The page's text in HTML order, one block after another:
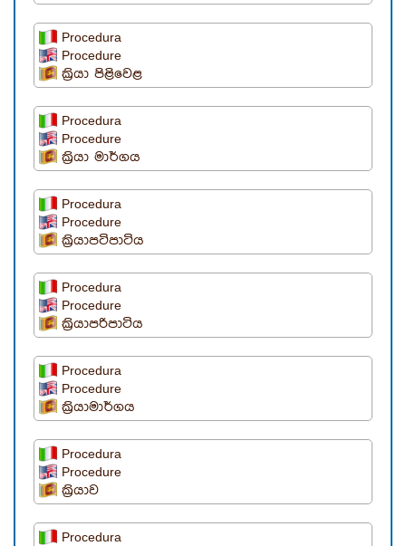
Procedura
Procedure
ක්‍රියා පිළිවෙළ
Procedura
Procedure
ක්‍රියා මාර්ගය
Procedura
Procedure
ක්‍රියාපටිපාටිය
Procedura
Procedure
ක්‍රියාපරිපාටිය
Procedura
Procedure
ක්‍රියාමාර්ගය
Procedura
Procedure
ක්‍රියාව
Procedura